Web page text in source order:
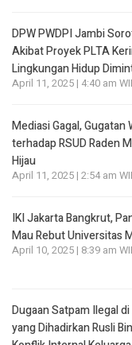
DPW PWDPI Jambi
Akibat Proyek PLTA
Lingkungan Hidup
April 11, 2025 | 4:40 am
Mediasi Gagal,
terhadap RSUD Raden
Hijau
April 11, 2025 | 2:54 am
IKI Jakarta Bangkrut,
Mau Rebut Universitas
April 10, 2025 | 8:39 am
Dugaan Satpam Ilegal
yang Dihadirkan Rusli